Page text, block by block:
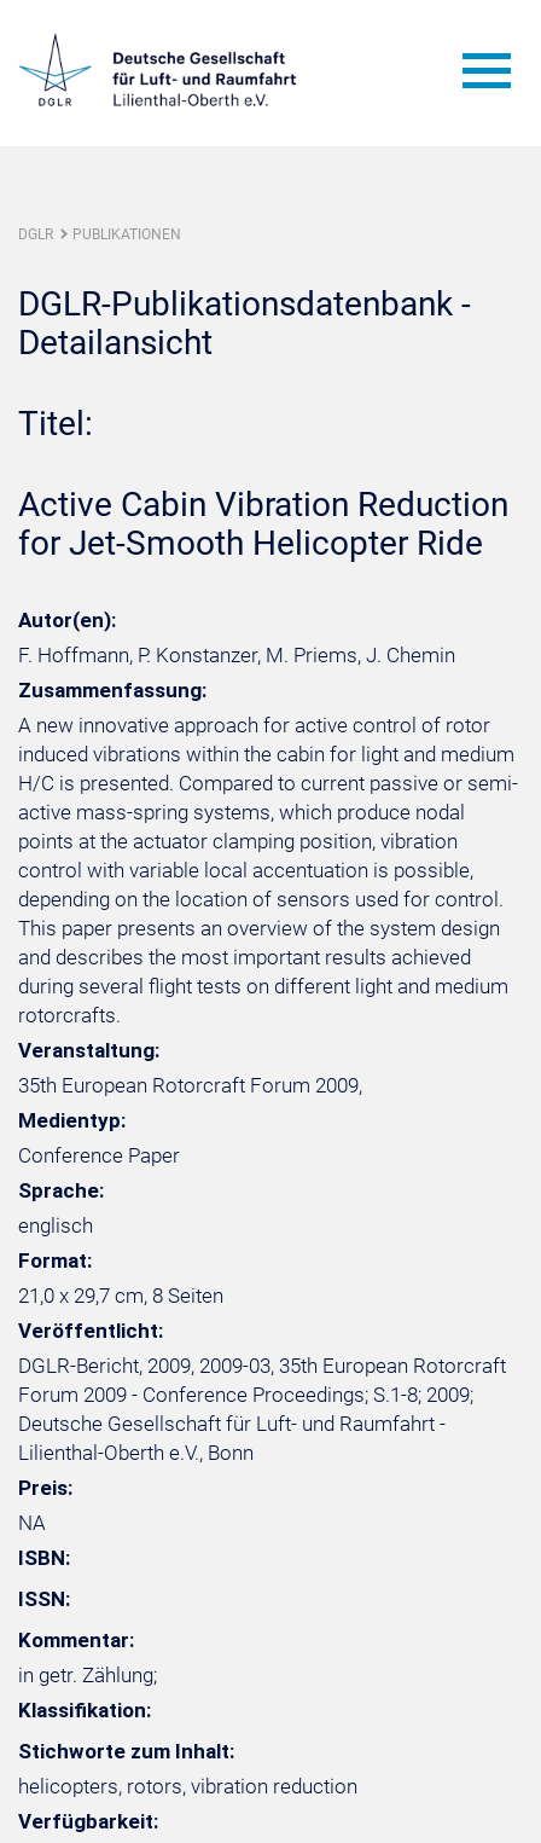
DGLR PUBLIKATIONEN
DGLR-Publikationsdatenbank -
Detailansicht
Titel:
Active Cabin Vibration Reduction
for Jet-Smooth Helicopter Ride
Autor(en):
F. Hoffmann, P. Konstanzer, M. Priems, J. Chemin
Zusammenfassung:
A new innovative approach for active control of rotor
induced vibrations within the cabin for light and medium
H/C is presented. Compared to current passive or semi-
active mass-spring systems, which produce nodal
points at the actuator clamping position, vibration
control with variable local accentuation is possible,
depending on the location of sensors used for control.
This paper presents an overview of the system design
and describes the most important results achieved
during several flight tests on different light and medium
rotorcrafts.
Veranstaltung:
35th European Rotorcraft Forum 2009,
Medientyp:
Conference Paper
Sprache:
englisch
Format:
21,0 x 29,7 cm, 8 Seiten
Veröffentlicht:
DGLR-Bericht, 2009, 2009-03, 35th European Rotorcraft
Forum 2009 - Conference Proceedings; S.1-8; 2009;
Deutsche Gesellschaft für Luft- und Raumfahrt -
Lilienthal-Oberth e.V., Bonn
Preis:
NA
ISBN:
ISSN:
Kommentar:
in getr. Zählung;
Klassifikation:
Stichworte zum Inhalt:
helicopters, rotors, vibration reduction
Verfügbarkeit: